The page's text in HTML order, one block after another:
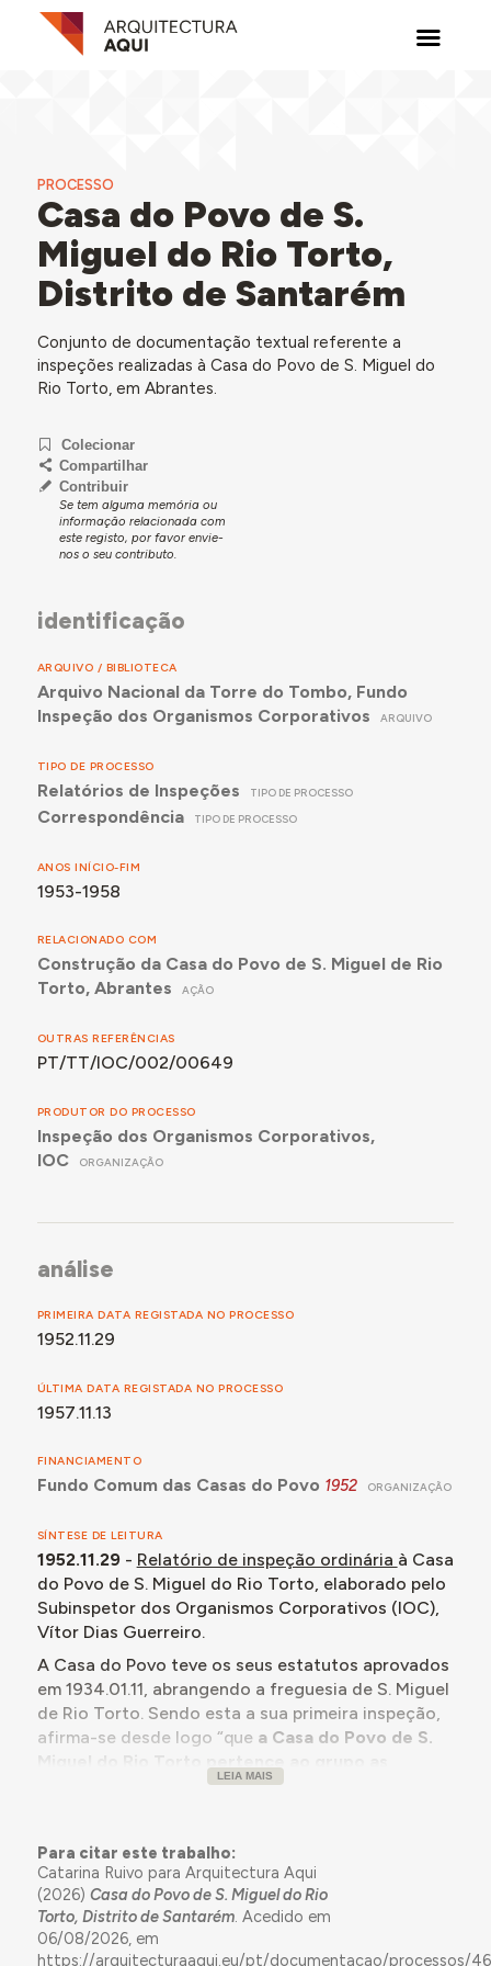
PROCESSO
Casa do Povo de S.
Miguel do Rio Torto,
Distrito de Santarém
Conjunto de documentação textual referente a
inspeções realizadas à Casa do Povo de S. Miguel do
Rio Torto, em Abrantes.
Colecionar
Compartilhar
Contribuir
Se tem alguma memória ou
informação relacionada com
este registo, por favor envie-
nos o seu contributo.
identificação
ARQUIVO / BIBLIOTECA
Arquivo Nacional da Torre do Tombo, Fundo
Inspeção dos Organismos Corporativos
ARQUIVO
TIPO DE PROCESSO
Relatórios de Inspeções TIPO DE PROCESSO
Correspondência TIPO DE PROCESSO
ANOS INÍCIO-FIM
1953-1958
RELACIONADO COM
Construção da Casa do Povo de S. Miguel de Rio
Torto, Abrantes
AÇÃO
OUTRAS REFERÊNCIAS
PT/TT/IOC/002/00649
PRODUTOR DO PROCESSO
Inspeção dos Organismos Corporativos,
IOC
ORGANIZAÇÃO
análise
PRIMEIRA DATA REGISTADA NO PROCESSO
1952.11.29
ÚLTIMA DATA REGISTADA NO PROCESSO
1957.11.13
FINANCIAMENTO
Fundo Comum das Casas do Povo 1952 ORGANIZAÇÃO
SÍNTESE DE LEITURA
1952.11.29- Relatório de inspeção ordinária à Casa
do Povo de S. Miguel do Rio Torto, elaborado pelo
Subinspetor dos Organismos Corporativos (IOC),
Vítor Dias Guerreiro.
A Casa do Povo teve os seus estatutos aprovados
em 1934.01.11, abrangendo a freguesia de S. Miguel
de Rio Torto. Sendo esta a sua primeira inspeção,
afirma-se desde logo “que a Casa do Povo de S.
melhores do distrito de Santarém.
porque “tendo a orientá-la uma pleiade de
esforçados dirigentes, consegue, nos apertados
limites das suas possibilidades materiais, realizar
de forma satisfatória os seus objectivos” e porque
se sente “que a Casa do povo é estimada, goza da
LEIA MAIS
Para citar este trabalho:
Catarina Ruivo para Arquitectura Aqui
(2026) Casa do Povo de S. Miguel do Rio
Torto, Distrito de Santarém. Acedido em
06/08/2026, em
https://arquitecturaaqui.eu/pt/documentacao/processos/